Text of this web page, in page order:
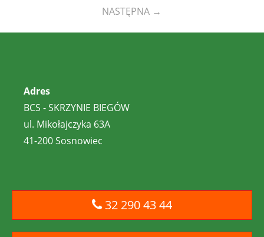
NASTĘPNA →
Adres
BCS - SKRZYNIE BIEGÓW
ul. Mikołajczyka 63A
41-200 Sosnowiec
32 290 43 44